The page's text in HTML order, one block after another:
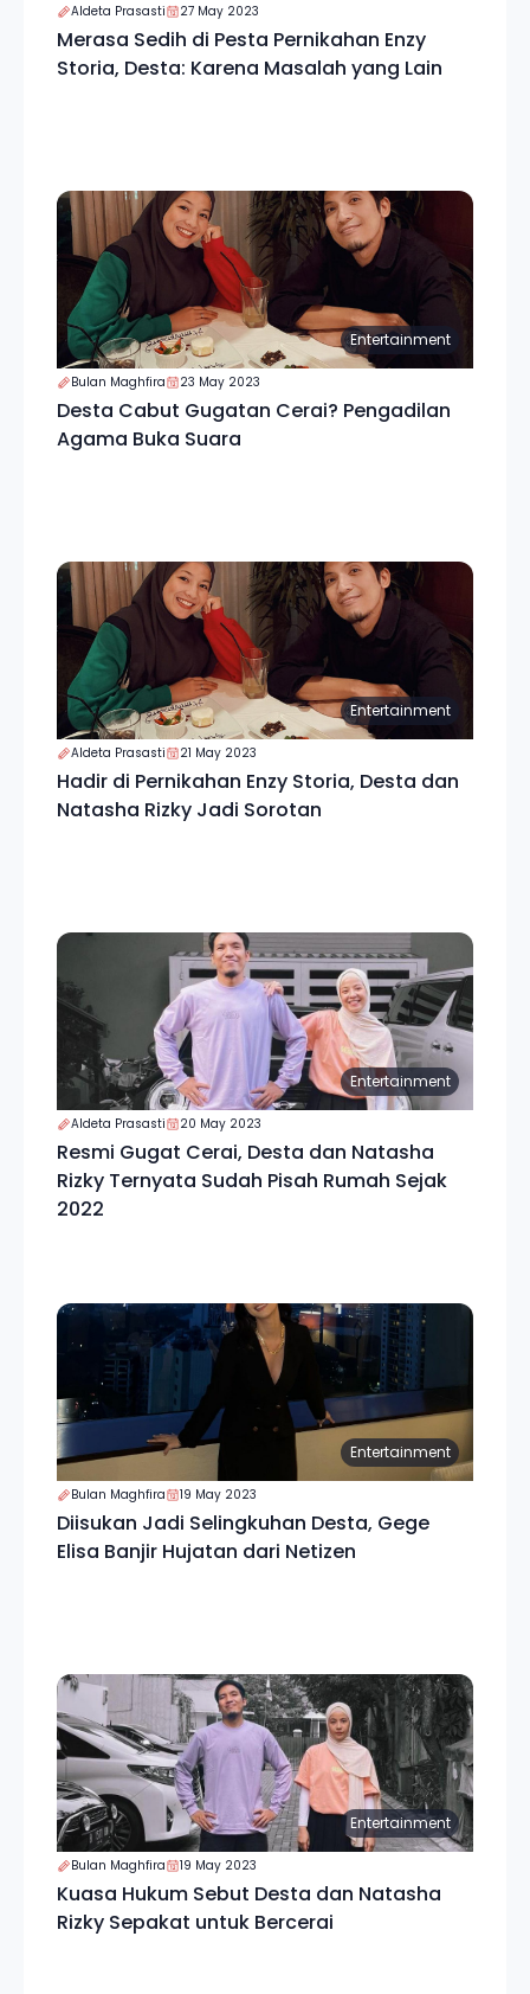
Aldeta Prasasti 27 May 2023
Merasa Sedih di Pesta Pernikahan Enzy
Storia, Desta: Karena Masalah yang Lain
Entertainment
Bulan Maghfira 23 May 2023
Desta Cabut Gugatan Cerai? Pengadilan
Agama Buka Suara
Entertainment
Aldeta Prasasti 21 May 2023
Hadir di Pernikahan Enzy Storia, Desta dan
Natasha Rizky Jadi Sorotan
Entertainment
Aldeta Prasasti 20 May 2023
Resmi Gugat Cerai, Desta dan Natasha
Rizky Ternyata Sudah Pisah Rumah Sejak
2022
Entertainment
Bulan Maghfira 19 May 2023
Diisukan Jadi Selingkuhan Desta, Gege
Elisa Banjir Hujatan dari Netizen
Entertainment
Bulan Maghfira 19 May 2023
Kuasa Hukum Sebut Desta dan Natasha
Rizky Sepakat untuk Bercerai